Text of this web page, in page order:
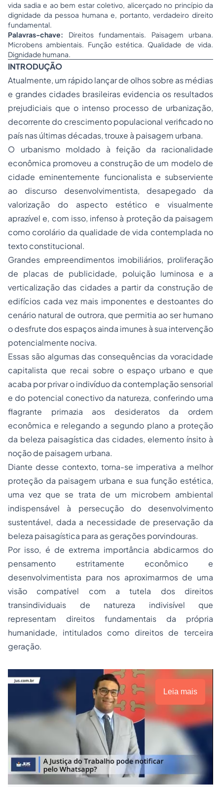
vida sadia e ao bem estar coletivo, alicerçado no princípio da
dignidade da pessoa humana e, portanto, verdadeiro direito
fundamental.
Palavras-chave: Direitos fundamentais. Paisagem urbana.
Microbens ambientais. Função estética. Qualidade de vida.
Dignidade humana.
INTRODUÇÃO
Atualmente, um rápido lançar de olhos sobre as médias
e grandes cidades brasileiras evidencia os resultados
prejudiciais que o intenso processo de urbanização,
decorrente do crescimento populacional verificado no
país nas últimas décadas, trouxe à paisagem urbana.
O urbanismo moldado à feição da racionalidade
econômica promoveu a construção de um modelo de
cidade eminentemente funcionalista e subserviente
ao discurso desenvolvimentista, desapegado da
valorização do aspecto estético e visualmente
aprazível e, com isso, infenso à proteção da paisagem
como corolário da qualidade de vida contemplada no
texto constitucional.
Grandes empreendimentos imobiliários, proliferação
de placas de publicidade, poluição luminosa e a
verticalização das cidades a partir da construção de
edifícios cada vez mais imponentes e destoantes do
cenário natural de outrora, que permitia ao ser humano
o desfrute dos espaços ainda imunes à sua intervenção
potencialmente nociva.
Essas são algumas das consequências da voracidade
capitalista que recai sobre o espaço urbano e que
acaba por privar o indivíduo da contemplação sensorial
e do potencial conectivo da natureza, conferindo uma
flagrante primazia aos desideratos da ordem
econômica e relegando a segundo plano a proteção
da beleza paisagística das cidades, elemento ínsito à
noção de paisagem urbana.
Diante desse contexto, torna-se imperativa a melhor
proteção da paisagem urbana e sua função estética,
uma vez que se trata de um microbem ambiental
indispensável à persecução do desenvolvimento
sustentável, dada a necessidade de preservação da
beleza paisagística para as gerações porvindouras.
Por isso, é de extrema importância abdicarmos do
pensamento estritamente econômico e
desenvolvimentista para nos aproximarmos de uma
visão compatível com atutela dos direitos
transindividuais de natureza indivisível que
representam direitos fundamentais da própria
humanidade, intitulados como direitos de terceira
geração.
Leia mais